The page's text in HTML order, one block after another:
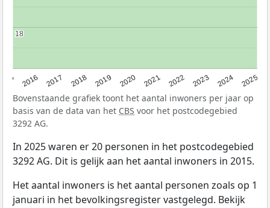
2016 2017 2018 2019 2020 2021 2022 2023 2024 2025
18
18
Bovenstaande grafiek toont het aantal inwoners per jaar op
basis van de data van het CBS voor het postcodegebied
3292 AG.
In 2025 waren er 20 personen in het postcodegebied
3292 AG. Dit is gelijk aan het aantal inwoners in 2015.
Het aantal inwoners is het aantal personen zoals op 1
januari in het bevolkingsregister vastgelegd. Bekijk